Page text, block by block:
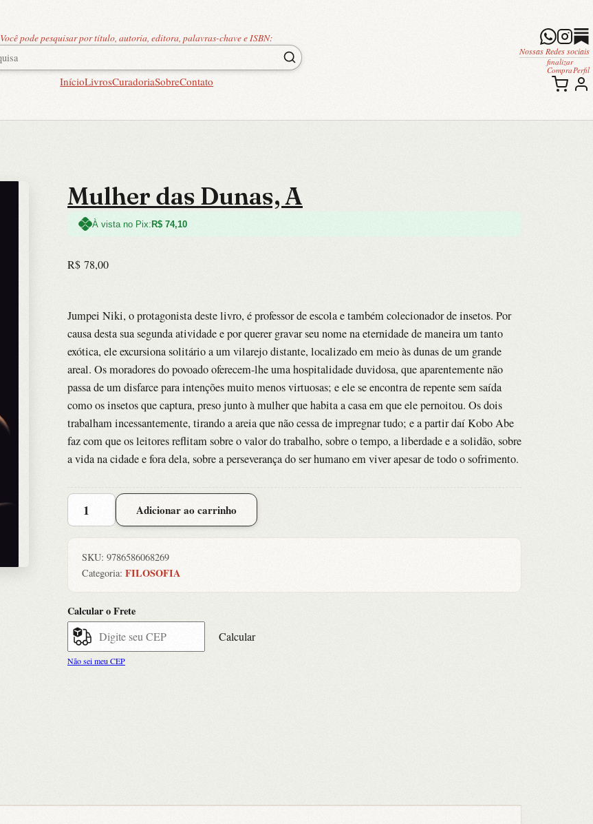
Você pode pesquisar por título, autoria, editora, palavras-chave e ISBN:
InícioLivrosCuradoriaSobreContato
Nossas Redes sociais
finalizar
Compra Perfil
Mulher das Dunas, A
À vista no Pix:R$ 74,10
R$ 78,00
Jumpei Niki, o protagonista deste livro, é professor de escola e também colecionador de insetos. Por
causa desta sua segunda atividade e por querer gravar seu nome na eternidade de maneira um tanto
exótica, ele excursiona solitário a um vilarejo distante, localizado em meio às dunas de um grande
areal. Os moradores do povoado oferecem-lhe uma hospitalidade duvidosa, que aparentemente não
passa de um disfarce para intenções muito menos virtuosas; e ele se encontra de repente sem saída
como os insetos que captura, preso junto à mulher que habita a casa em que ele pernoitou. Os dois
trabalham incessantemente, tirando a areia que não cessa de impregnar tudo; e a partir daí Kobo Abe
faz com que os leitores reflitam sobre o valor do trabalho, sobre o tempo, a liberdade e a solidão, sobre
a vida na cidade e fora dela, sobre a perseverança do ser humano em viver apesar de todo o sofrimento.
Mulher
quantidade
Adicionar ao carrinho
SKU: 9786586068269
Categoria: FILOSOFIA
Calcular o Frete
Calcular
Não sei meu CEP